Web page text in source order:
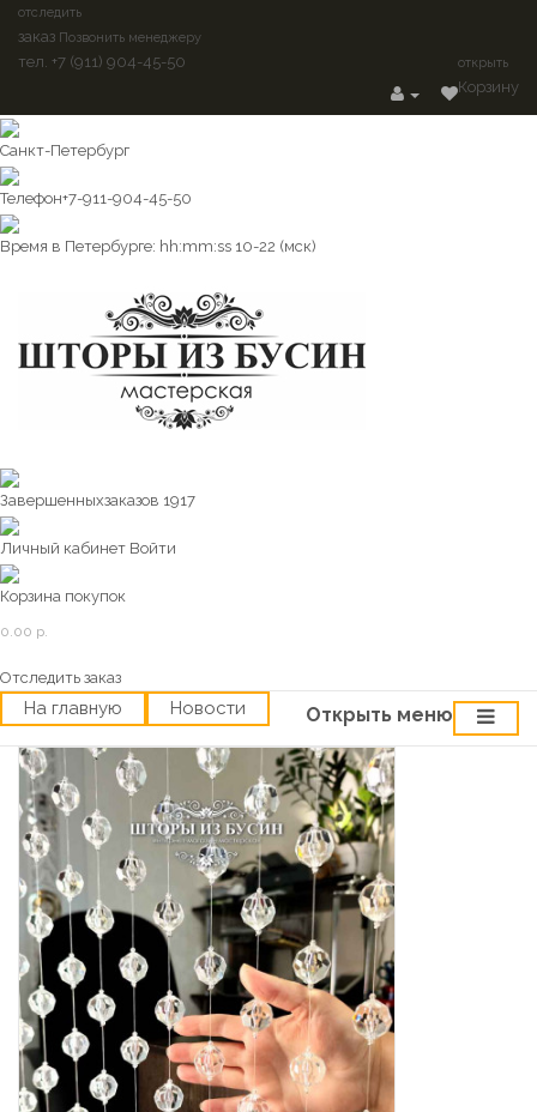
отследить
заказ Позвонить менеджеру
тел. +7 (911) 904-45-50 открыть
Корзину
Санкт-Петербург
Телефон+7-911-904-45-50
Время в Петербурге: hh:mm:ss 10-22 (мск)
Завершенныхзаказов 1917
Личный кабинет Войти
Корзина покупок
0.00 р.
Отследить заказ
На главную Новости Открыть меню